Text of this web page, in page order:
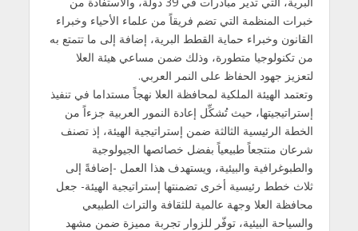
خبرات المنظمة التي تضم فريقاً من علماء الأحياء وخبراء
القانون وخبراء حماية القطط البرية، إضافة إلى ما تتمتع به
من تكنولوجيا متطورة، وذلك ضمن مساعي هيئة العلا
لتعزيز جهود الحفاظ على النمر العربي.
وتعتمد الهيئة الملكية لمحافظة العلا نهجاً مستداما في تنفيذ
إستراتيجيتها، حيث تُشكِّل إعادة النمور العربية جزءاً من
الخطة الرئيسية الثالثة ضمن إستراتيجية الهيئة، إذ تصنف
شرعان منتجعاً طبيعياً بفضل خصائصها الجيولوجية
والطبوغرافية والبيئية، ويستهدف هذا العمل -إضافةً إلى
ثلاث خطط رئيسية أخرى تضمنتها إستراتيجية الهيئة- جعل
محافظة العلا وجهة عالمية للثقافة والتراث الطبيعي
والسياحة البيئية، توفّر للزوار تجربة مميزة ضمن مشهد